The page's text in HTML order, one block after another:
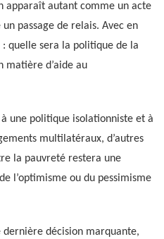
apparaît autant comme un acte
passage de relais. Avec en
quelle sera la politique de la
matière d’aide au
une politique isolationniste et à
multilatéraux, d’autres
la pauvreté restera une
l’optimisme ou du pessimisme
dernière décision marquante,